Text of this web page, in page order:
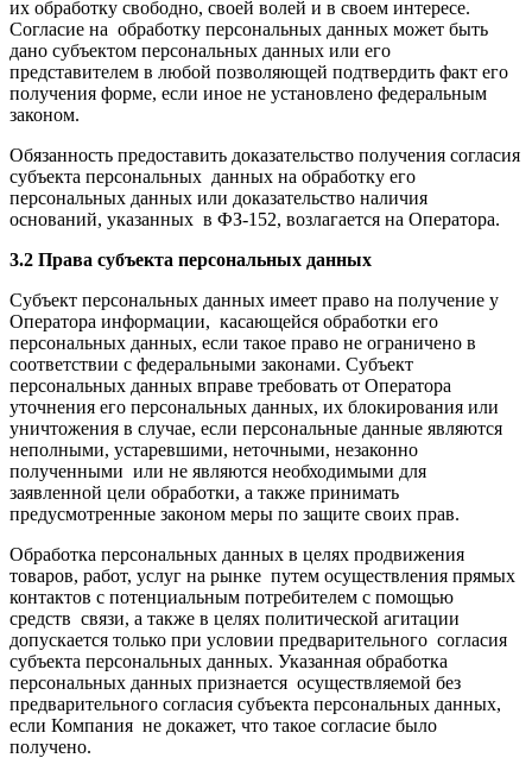
их обработку свободно, своей волей и в своем интересе.
Согласие на обработку персональных данных может быть
дано субъектом персональных данных или его
представителем в любой позволяющей подтвердить факт его
получения форме, если иное не установлено федеральным
законом.
Обязанность предоставить доказательство получения согласия
субъекта персональных данных на обработку его
персональных данных или доказательство наличия
оснований, указанных в ФЗ-152, возлагается на Оператора.
3.2 Права субъекта персональных данных
Субъект персональных данных имеет право на получение у
Оператора информации, касающейся обработки его
персональных данных, если такое право не ограничено в
соответствии с федеральными законами. Субъект
персональных данных вправе требовать от Оператора
уточнения его персональных данных, их блокирования или
уничтожения в случае, если персональные данные являются
неполными, устаревшими, неточными, незаконно
полученными или не являются необходимыми для
заявленной цели обработки, а также принимать
предусмотренные законом меры по защите своих прав.
Обработка персональных данных в целях продвижения
товаров, работ, услуг на рынке путем осуществления прямых
контактов с потенциальным потребителем с помощью
средств связи, а также в целях политической агитации
допускается только при условии предварительного согласия
субъекта персональных данных. Указанная обработка
персональных данных признается осуществляемой без
предварительного согласия субъекта персональных данных,
если Компания не докажет, что такое согласие было
получено.